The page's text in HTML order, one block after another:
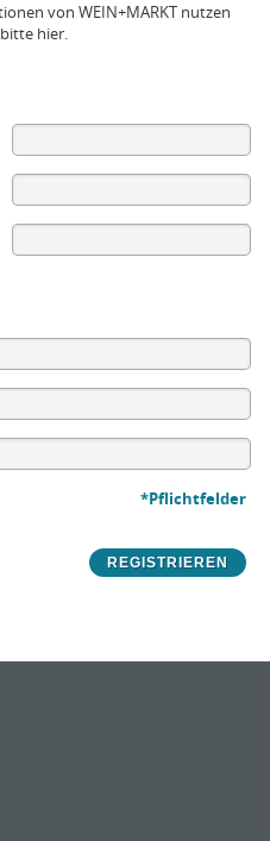
von WEIN+MARKT nutzen
hier.
*Pflichtfelder